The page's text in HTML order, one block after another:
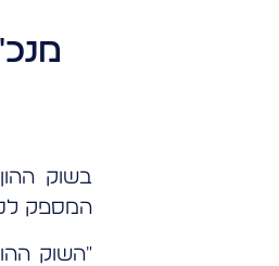
בשוק
המספק
"השוק